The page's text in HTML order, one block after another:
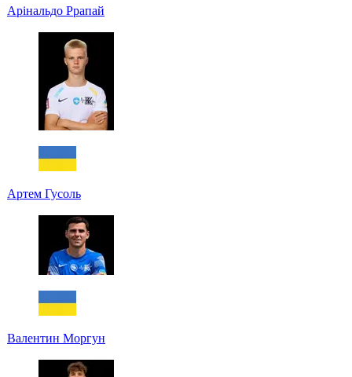
Арінальдо Ррапай
Артем Гусоль
Валентин Моргун